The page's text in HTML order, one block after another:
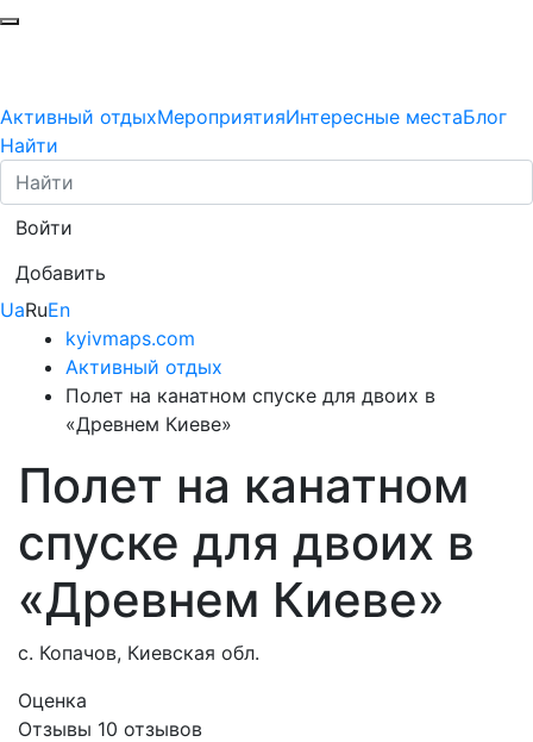
Активный отдыхМероприятияИнтересные местаБлог
Найти
Войти
Добавить
UaRuEn
kyivmaps.com
Активный отдых
Полет на канатном спуске для двоих в
«Древнем Киеве»
Полет на канатном
спуске для двоих в
«Древнем Киеве»
с. Копачов, Киевская обл.
Оценка
Отзывы 10 отзывов